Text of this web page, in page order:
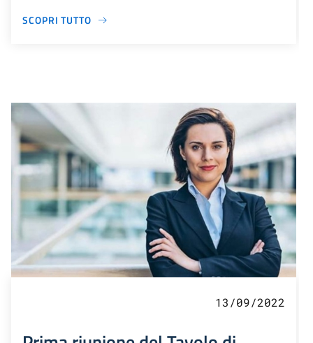
SCOPRI TUTTO
13/09/2022